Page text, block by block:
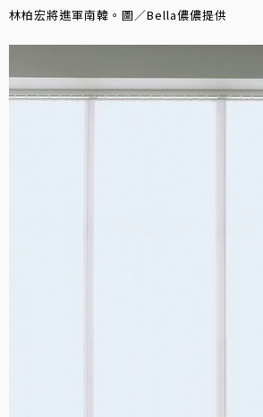
林柏宏將進軍南韓。圖／Bella儂儂提供